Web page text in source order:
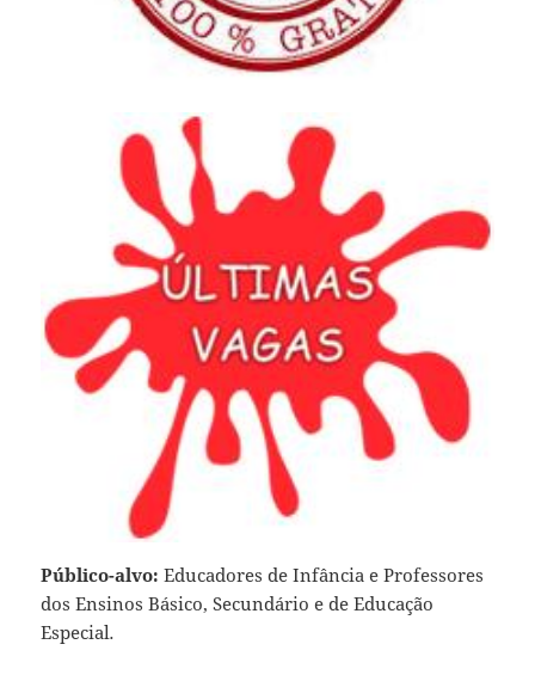
Público-alvo:Educadores de Infância e Professores
dos Ensinos Básico, Secundário e de Educação
Especial.